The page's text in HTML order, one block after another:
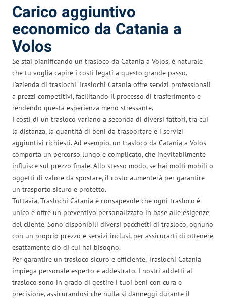
Carico aggiuntivo
economico da Catania a
Volos
Se stai pianificando un trasloco da Catania a Volos, è naturale
che tu voglia capire i costi legati a questo grande passo.
L’azienda di traslochi Traslochi Catania offre servizi professionali
a prezzi competitivi, facilitando il processo di trasferimento e
rendendo questa esperienza meno stressante.
I costi di un trasloco variano a seconda di diversi fattori, tra cui
la distanza, la quantità di beni da trasportare e i servizi
aggiuntivi richiesti. Ad esempio, un trasloco da Catania a Volos
comporta un percorso lungo e complicato, che inevitabilmente
influisce sul prezzo finale. Allo stesso modo, se hai molti mobili o
oggetti di valore da spostare, il costo aumenterà per garantire
un trasporto sicuro e protetto.
Tuttavia, Traslochi Catania è consapevole che ogni trasloco è
unico e offre un preventivo personalizzato in base alle esigenze
del cliente. Sono disponibili diversi pacchetti di trasloco, ognuno
con un proprio prezzo e servizi inclusi, per assicurarti di ottenere
esattamente ciò di cui hai bisogno.
Per garantire un trasloco sicuro e efficiente, Traslochi Catania
impiega personale esperto e addestrato. I nostri addetti al
trasloco sono in grado di gestire i tuoi beni con cura e
precisione, assicurandosi che nulla si danneggi durante il